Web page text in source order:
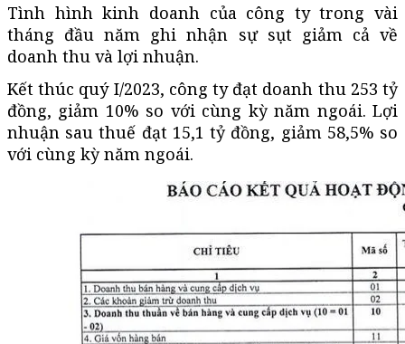
Tình hình kinh doanh của công ty trong vài
tháng đầu năm ghi nhận sự sụt giảm cả về
doanh thu và lợi nhuận.
Kết thúc quý I/2023, công ty đạt doanh thu 253 tỷ
đồng, giảm 10% so với cùng kỳ năm ngoái. Lợi
nhuận sau thuế đạt 15,1 tỷ đồng, giảm 58,5% so
với cùng kỳ năm ngoái.